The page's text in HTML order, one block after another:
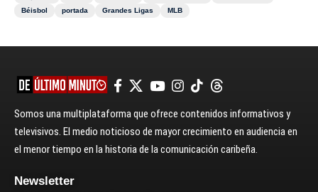
Béisbol
portada Grandes Ligas MLB
Somos una multiplataforma que ofrece contenidos informativos y
televisivos. El medio noticioso de mayor crecimiento en audiencia en
el menor tiempo en la historia de la comunicación caribeña.
Newsletter